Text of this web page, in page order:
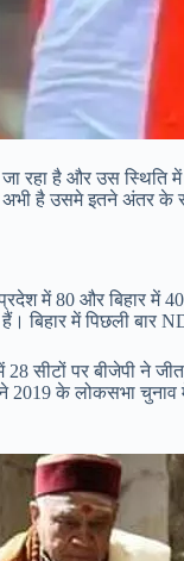
रहा है और उस
है उसमे इतने अंतर के
में 80 और बिहार
बिहार में पिछली
सीटों पर बीजेपी ने
2019 के लोकसभा